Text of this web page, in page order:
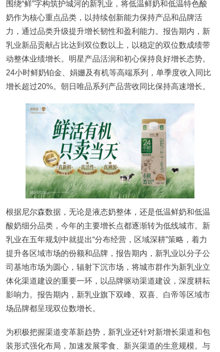
围绕“鲜”字构筑护城河的新乳业，将低温鲜奶和低温特色酸
奶作为核心重点品类，以持续创新能力保持产品和品牌活
力，通过品类升级提升增长韧性和盈利能力。报告期内，新
乳业新品贡献占比达到双位数以上，以稳定的双位数成绩带
动整体业绩增长。明星产品活润和初心保持良好增长态势。
24小时鲜奶铂金、娟姗及有机等高端系列，单季度收入同比
增长超过20%。朝日唯品系列产品营收同比保持高速增长。
根据尼尔森数据，无论是液态奶整体，还是低温鲜奶和低温
酸奶细分品类，今年的主要增长点都逐渐转为低线城市。新
乳业在五年规划中就提出“分布经营，区域深耕”策略，着力
提升各区域市场的份额和品牌，报告期内，新乳业以分子公
司基地市场为圆心，辐射下沉市场，将城市群作为新乳业立
体化渠道建设的重要一环，以品牌驱动渠道建设，深度耕耘
影响力。报告期内，新乳业旗下双峰、双喜、白帝等区域市
场品牌都呈现双位数增长。
为积极把握渠道变革新趋势，新乳业还针对新增长渠道和包
装形式强化布局，加速发展零食、新兴渠道的生意规模。与